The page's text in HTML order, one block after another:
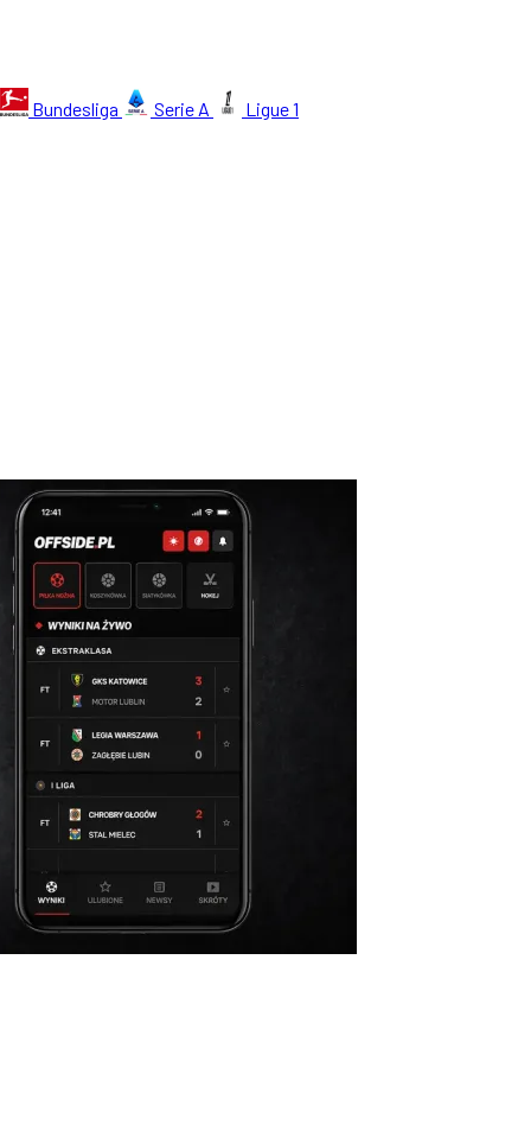
Bundesliga Serie A
Ligue 1